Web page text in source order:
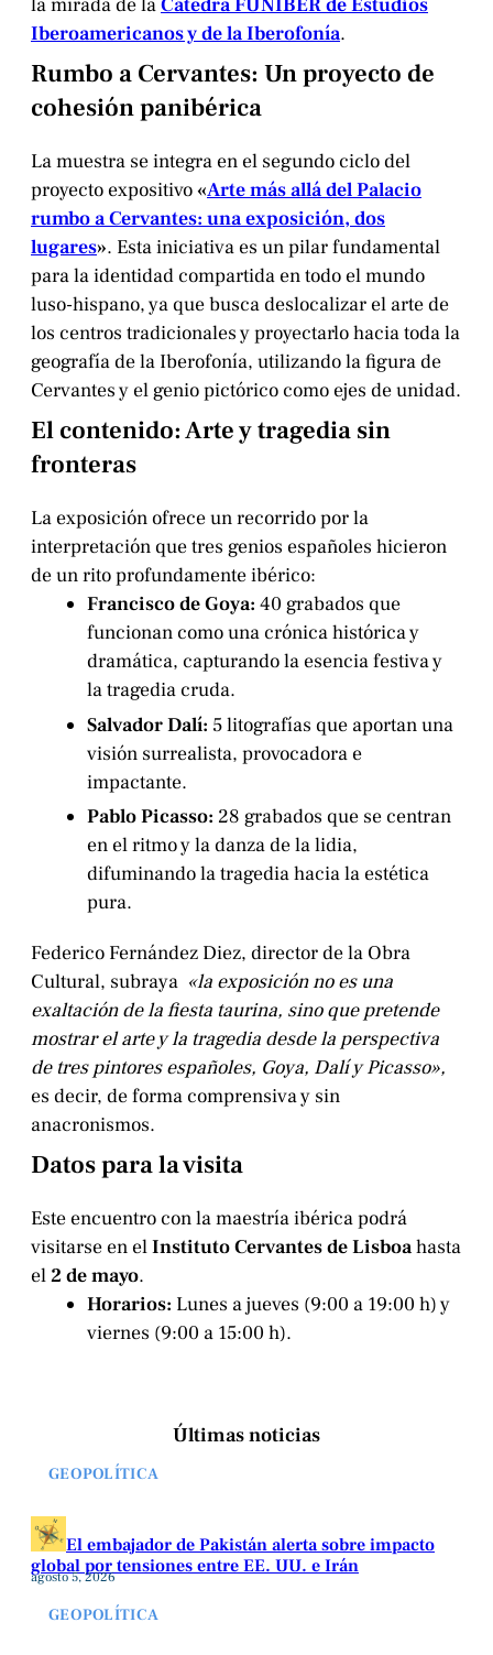
Iberoamericanos y de la Iberofonía.
Rumbo a Cervantes: Un proyecto de
cohesión panibérica
La muestra se integra en el segundo ciclo del
proyecto expositivo«Arte más allá del Palacio
rumbo a Cervantes: una exposición, dos
lugares». Esta iniciativa es un pilar fundamental
para la identidad compartida en todo el mundo
luso-hispano, ya que busca deslocalizar el arte de
los centros tradicionales y proyectarlo hacia toda la
geografía de la Iberofonía, utilizando la figura de
Cervantes y el genio pictórico como ejes de unidad.
El contenido: Arte y tragedia sin
fronteras
La exposición ofrece un recorrido por la
interpretación que tres genios españoles hicieron
de un rito profundamente ibérico:
Francisco de Goya: 40 grabados que
funcionan como una crónica histórica y
dramática, capturando la esencia festiva y
la tragedia cruda.
Salvador Dalí: 5 litografías que aportan una
visión surrealista, provocadora e
impactante.
Pablo Picasso: 28 grabados que se centran
en el ritmo y la danza de la lidia,
difuminando la tragedia hacia la estética
pura.
Federico Fernández Diez, director de la Obra
Cultural, subraya «la exposición no es una
exaltación de la fiesta taurina, sino que pretende
mostrar el arte y la tragedia desde la perspectiva
de tres pintores españoles, Goya, Dalí y Picasso»,
es decir, de forma comprensiva y sin
anacronismos.
Datos para la visita
Este encuentro con la maestría ibérica podrá
visitarse en elInstituto Cervantes de Lisboahasta
el2 de mayo.
Horarios: Lunes a jueves (9:00 a 19:00 h) y
viernes (9:00 a 15:00 h).
Últimas noticias
GEOPOLÍTICA
El embajador de Pakistán alerta sobre impacto
global por tensiones entre EE. UU. e Irán
agosto 5, 2026
GEOPOLÍTICA